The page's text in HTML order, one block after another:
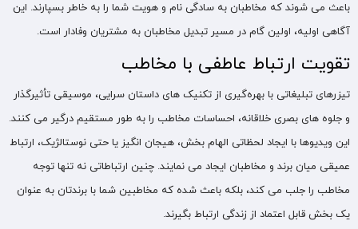
باعث می شوند که مخاطبان به سادگی نام و هویت شما را به خاطر بسپارند. این
آگاهی اولیه، اولین گام در مسیر تبدیل مخاطبان به مشتریان وفادار است.
تقویت ارتباط عاطفی با مخاطب
تیزرهای تبلیغاتی با بهره‌گیری از تکنیک های داستان سرایی، موسیقی تأثیرگذار
و جلوه های بصری خلاقانه، احساسات مخاطب را به طور مستقیم درگیر می کنند.
این ویدیوها با ایجاد لحظاتی الهام‌ بخش، هیجان ‌انگیز یا حتی نوستالژیک، ارتباط
عمیقی میان برند و مخاطبان ایجاد می نمایند. چنین ارتباطاتی نه تنها توجه
مخاطب را جلب می کند، بلکه باعث شده که مخاطبین شما با برندتان به عنوان
یک بخش قابل اعتماد از زندگی ارتباط بگیرند.